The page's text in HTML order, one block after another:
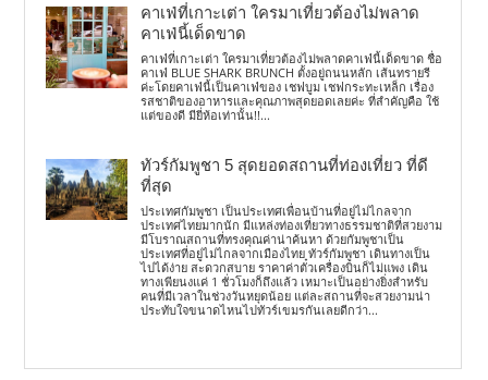
คาเฟ่ที่เกาะเต่า ใครมาเที่ยวต้องไม่พลาด
คาเฟ่นี้เด็ดขาด
คาเฟ่ที่เกาะเต่า ใครมาเที่ยวต้องไม่พลาดคาเฟ่นี้เด็ดขาด ชื่อ
คาเฟ่ BLUE SHARK BRUNCH ตั้งอยู่ถนนหลัก เส้นทรายรี
ค่ะโดยคาเฟ่นี้เป็นคาเฟ่ของ เชฟบูม เชฟกระทะเหล็ก เรื่อง
รสชาติของอาหารและคุณภาพสุดยอดเลยค่ะ ที่สำคัญคือ ใช้
แต่ของดี มียี่ห้อเท่านั้น!!...
ทัวร์กัมพูชา 5 สุดยอดสถานที่ท่องเที่ยว ที่ดี
ที่สุด
ประเทศกัมพูชา เป็นประเทศเพื่อนบ้านที่อยู่ไม่ไกลจาก
ประเทศไทยมากนัก มีแหล่งท่องเที่ยวทางธรรมชาติที่สวยงาม
มีโบราณสถานที่ทรงคุณค่าน่าค้นหา ด้วยกัมพูชาเป็น
ประเทศที่อยู่ไม่ไกลจากเมืองไทย ทัวร์กัมพูชา เดินทางเป็น
ไปได้ง่าย สะดวกสบาย ราคาค่าตั๋วเครื่องบินก็ไม่แพง เดิน
ทางเพียนงแค่ 1 ชั่วโมงก็ถึงแล้ว เหมาะเป็นอย่างยิ่งสำหรับ
คนที่มีเวลาในช่วงวันหยุดน้อย แต่ละสถานที่จะสวยงามน่า
ประทับใจขนาดไหนไปทัวร์เขมรกันเลยดีกว่า...